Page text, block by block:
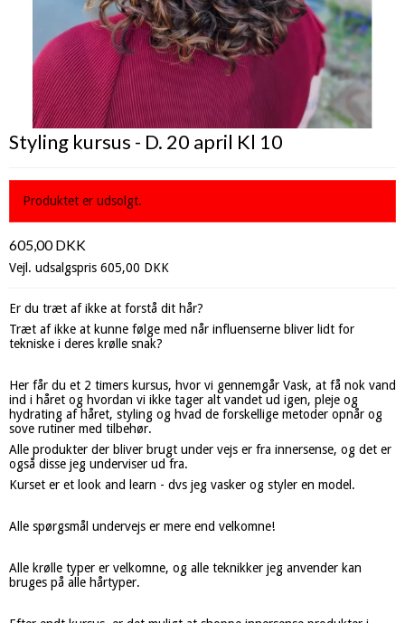
Styling kursus - D. 20 april Kl 10
Produktet er udsolgt.
605,00 DKK
Vejl. udsalgspris 605,00 DKK
Er du træt af ikke at forstå dit hår?
Træt af ikke at kunne følge med når influenserne bliver lidt for
tekniske i deres krølle snak?
Her får du et 2 timers kursus, hvor vi gennemgår Vask, at få nok vand
ind i håret og hvordan vi ikke tager alt vandet ud igen, pleje og
hydrating af håret, styling og hvad de forskellige metoder opnår og
sove rutiner med tilbehør.
Alle produkter der bliver brugt under vejs er fra innersense, og det er
også disse jeg underviser ud fra.
Kurset er et look and learn - dvs jeg vasker og styler en model.
Alle spørgsmål undervejs er mere end velkomne!
Alle krølle typer er velkomne, og alle teknikker jeg anvender kan
bruges på alle hårtyper.